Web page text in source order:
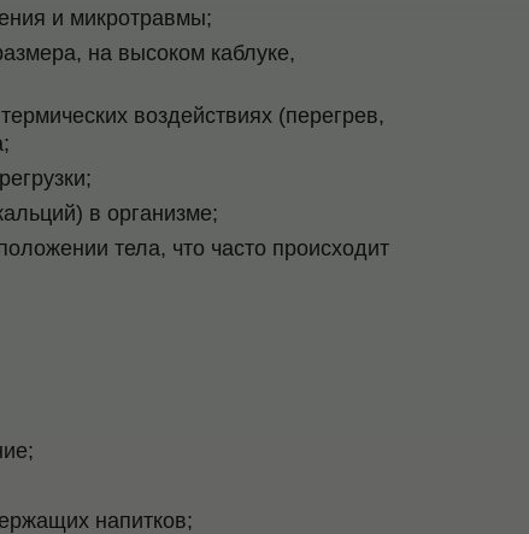
и микротравмы;
на высоком каблуке,
воздействиях (перегрев,
в организме;
тела, что часто происходит
напитков;